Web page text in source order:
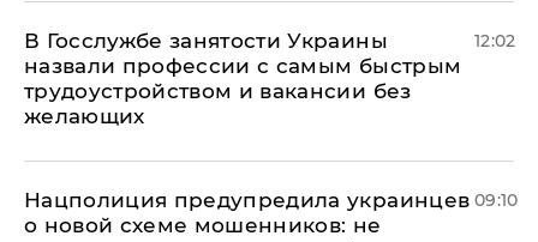
В Госслужбе занятости Украины
назвали профессии с самым быстрым
трудоустройством и вакансии без
желающих
12:02
Нацполиция предупредила украинцев
о новой схеме мошенников: не
09:10